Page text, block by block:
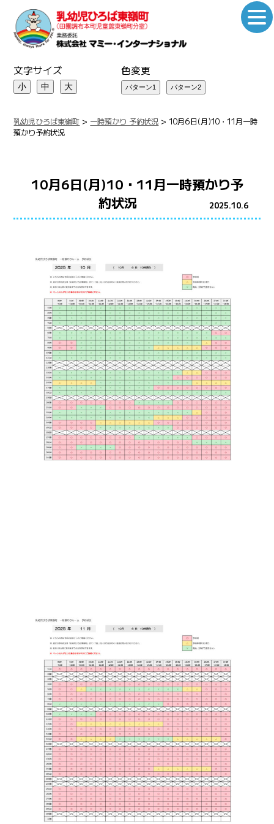
文字サイズ
小 中 大
色変更
乳幼児ひろば東嶺町 > 一時預かり 予約状況 >10月6日(月)10・11月一時
預かり予約状況
10月6日(月)10・11月一時預かり予
約状況
2025.10.6